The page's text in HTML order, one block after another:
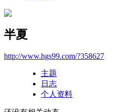
半夏
http://www.hgs99.com/?358627
主题
日志
个人资料